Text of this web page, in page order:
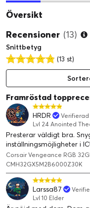
Översikt
Recensioner (13)
Snittbetyg
(13 st)
Framröstad
HRDR
Lvl 24 Anointed
Presterar väldigt bra.
inställningsmöjligheter i
Corsair Vengeance RGB
CMH32GX5M2B6000Z30K
Larssa87
Lvl 10 Elder